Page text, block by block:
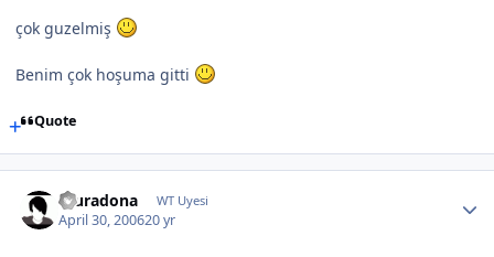
çok guzelmiş
Benim çok hoşuma gitti
Quote
muradona WT Uyesi
April 30, 200620 yr